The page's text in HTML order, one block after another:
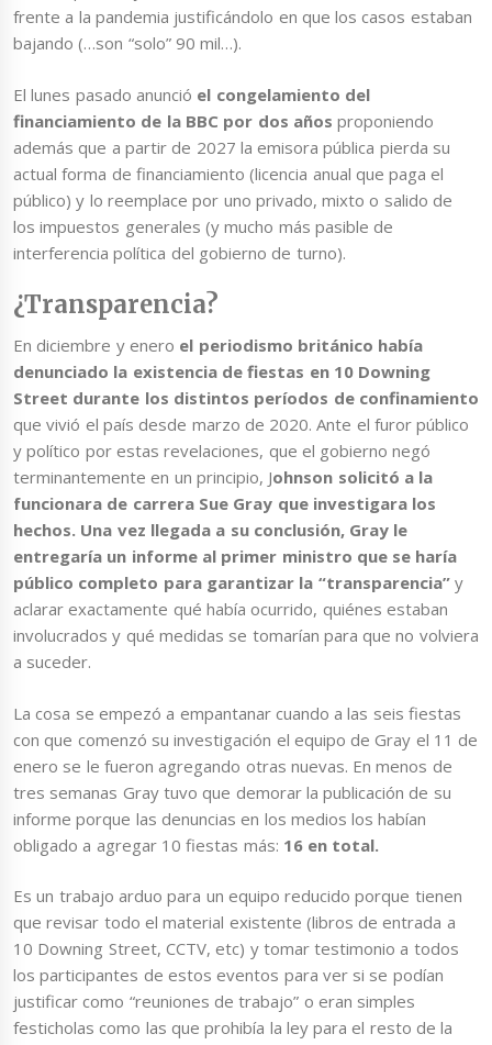
frente a la pandemia justificándolo en que los casos estaban
bajando (…son “solo” 90 mil…).
El lunes pasado anunció el congelamiento del
financiamiento de la BBC por dos añosproponiendo
además que a partir de 2027 la emisora pública pierda su
actual forma de financiamiento (licencia anual que paga el
público) y lo reemplace por uno privado, mixto o salido de
los impuestos generales (y mucho más pasible de
interferencia política del gobierno de turno).
¿Transparencia?
En diciembre y enero el periodismo británico había
denunciado la existencia de fiestas en 10 Downing
Street durante los distintos períodos de confinamiento
que vivió el país desde marzo de 2020. Ante el furor público
y político por estas revelaciones, que el gobierno negó
terminantemente en un principio, Johnson solicitó a la
funcionara de carrera Sue Gray que investigara los
hechos. Una vez llegada a su conclusión, Gray le
entregaría un informe al primer ministro que se haría
público completo para garantizar la “transparencia”y
aclarar exactamente qué había ocurrido, quiénes estaban
involucrados y qué medidas se tomarían para que no volviera
a suceder.
La cosa se empezó a empantanar cuando a las seis fiestas
con que comenzó su investigación el equipo de Gray el 11 de
enero se le fueron agregando otras nuevas. En menos de
tres semanas Gray tuvo que demorar la publicación de su
informe porque las denuncias en los medios los habían
obligado a agregar 10 fiestas más: 16 en total.
Es un trabajo arduo para un equipo reducido porque tienen
que revisar todo el material existente (libros de entrada a
10 Downing Street, CCTV, etc) y tomar testimonio a todos
los participantes de estos eventos para ver si se podían
justificar como “reuniones de trabajo” o eran simples
festicholas como las que prohibía la ley para el resto de la